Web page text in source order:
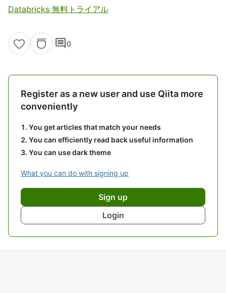
Databricks 無料トライアル
comment0
Register as a new user and use Qiita more
conveniently
You get articles that match your needs
You can efficiently read back useful information
You can use dark theme
What you can do with signing up
Sign up
Login